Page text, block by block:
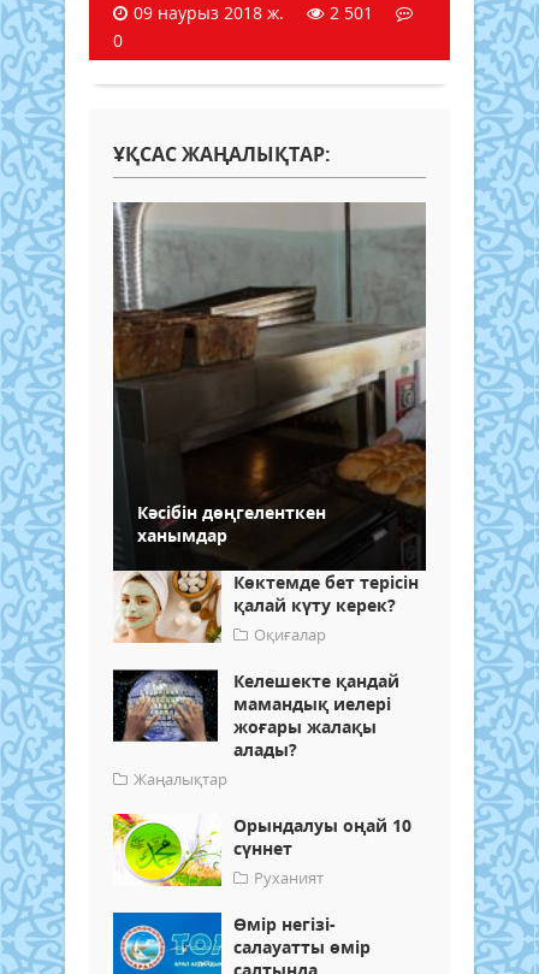
09 наурыз 2018 ж.
2 501
0
ҰҚСАС ЖАҢАЛЫҚТАР:
Кәсібін дөңгеленткен
ханымдар
Көктемде бет терісін
қалай күту керек?
Оқиғалар
Келешекте қандай
мамандық иелері
жоғары жалақы
алады?
Жаңалықтар
Орындалуы оңай 10
сүннет
Руханият
Өмір негізі-
салауатты өмір